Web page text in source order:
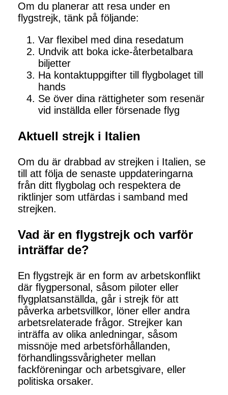
Om du planerar att resa under en
flygstrejk, tänk på följande:
Var flexibel med dina resedatum
Undvik att boka icke-återbetalbara
biljetter
Ha kontaktuppgifter till flygbolaget till
hands
Se över dina rättigheter som resenär
vid inställda eller försenade flyg
Aktuell strejk i Italien
Om du är drabbad av strejken i Italien, se
till att följa de senaste uppdateringarna
från ditt flygbolag och respektera de
riktlinjer som utfärdas i samband med
strejken.
Vad är en flygstrejk och varför
inträffar de?
En flygstrejk är en form av arbetskonflikt
där flygpersonal, såsom piloter eller
flygplatsanställda, går i strejk för att
påverka arbetsvillkor, löner eller andra
arbetsrelaterade frågor. Strejker kan
inträffa av olika anledningar, såsom
missnöje med arbetsförhållanden,
förhandlingssvårigheter mellan
fackföreningar och arbetsgivare, eller
politiska orsaker.